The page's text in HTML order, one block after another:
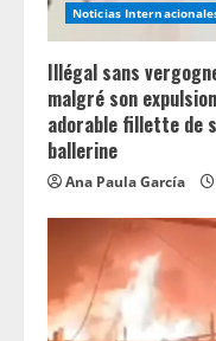
Noticias
Illégal sans
malgré son
adorable fillette de
ballerine
Ana Paula García